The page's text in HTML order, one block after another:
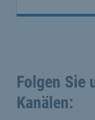
Folgen Sie
Kanälen: